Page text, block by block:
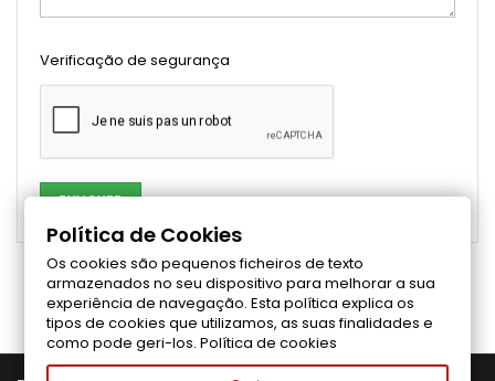
Verificação de segurança
Suivez-nous sur Facebook
Política de Cookies
Os cookies são pequenos ficheiros de texto
armazenados no seu dispositivo para melhorar a sua
experiência de navegação. Esta política explica os
tipos de cookies que utilizamos, as suas finalidades e
como pode geri-los.Política de cookies